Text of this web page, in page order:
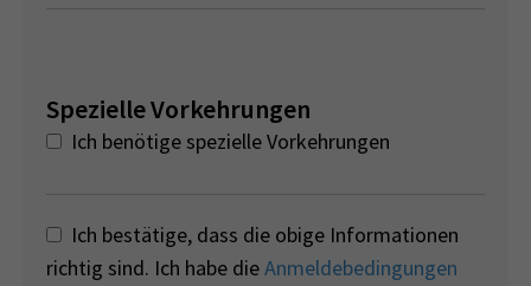
Spezielle Vorkehrungen
Ich benötige spezielle Vorkehrungen
Ich bestätige, dass die obige Informationen
richtig sind. Ich habe dieAnmeldebedingungen